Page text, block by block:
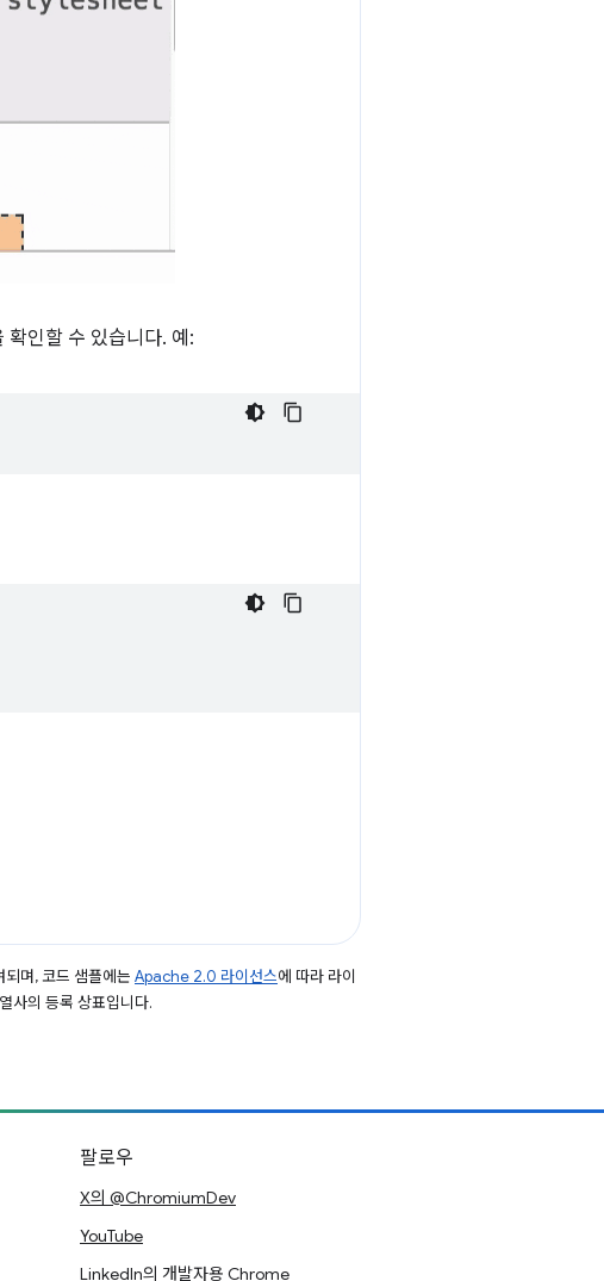
확인할 수 있습니다. 예:
며, 코드 샘플에는 Apache 2.0 라이선스에 따라 라이
사의 등록 상표입니다.
팔로우
X의 @ChromiumDev
YouTube
LinkedIn의 개발자용 Chrome